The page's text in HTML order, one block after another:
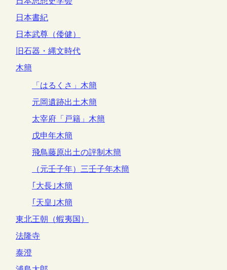
日本書紀
日本武尊（倭健）
旧石器・縄文時代
木簡
「はるくさ」木簡
元岡遺跡出土木簡
太宰府「戸籍」木簡
戊申年木簡
飛鳥藤原出土の評制木簡
（元壬子年）三壬子年木簡
｢大長｣木簡
｢天皇｣木簡
東北王朝（蝦夷国）
法隆寺
泰澄